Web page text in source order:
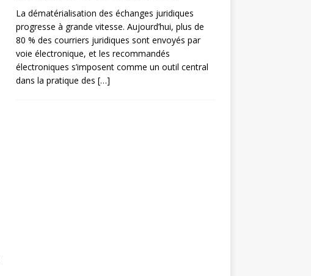
La dématérialisation des échanges juridiques
progresse à grande vitesse. Aujourd’hui, plus de
80 % des courriers juridiques sont envoyés par
voie électronique, et les recommandés
électroniques s’imposent comme un outil central
dans la pratique des […]